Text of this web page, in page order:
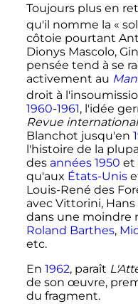
Toujours plus en
qu'il nomme la «
côtoie pourtant
Dionys Mascolo,
pensée tend à se
activement au
droit à
1960-1961, l'idée
Revue
Blanchot jusqu'en
l'histoire de la
des années 1950 et
qu'aux États-Unis
Louis-René des
avec Vittorini,
dans une moindre
Roland Barthes,
etc.
En 1962, paraît
de son œuvre,
du fragment.